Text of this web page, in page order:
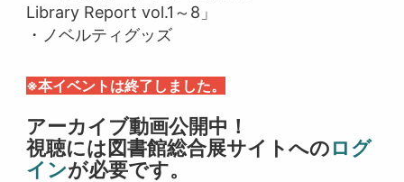
Library Report vol.1～8」
・ノベルティグッズ
※本イベントは終了しました。
アーカイブ動画公開中！
視聴には図書館総合展サイトへのログ
インが必要です。